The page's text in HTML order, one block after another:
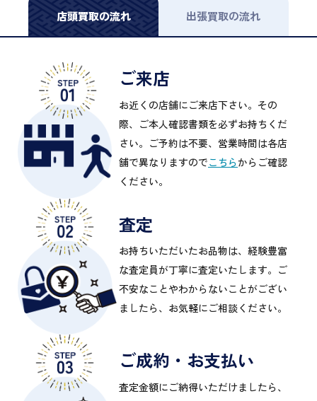
店頭買取の流れ 出張買取の流れ
ご来店
お近くの店舗にご来店下さい。その
際、ご本人確認書類を必ずお持ちくだ
さい。ご予約は不要、営業時間は各店
舗で異なりますのでこちらからご確認
ください。
査定
お持ちいただいたお品物は、経験豊富
な査定員が丁寧に査定いたします。ご
不安なことやわからないことがござい
ましたら、お気軽にご相談ください。
ご成約・お支払い
査定金額にご納得いただけましたら、